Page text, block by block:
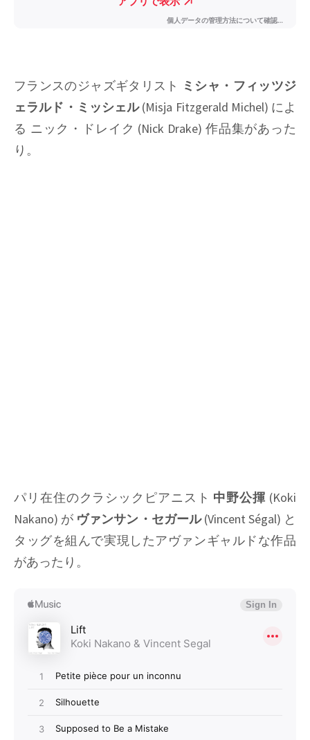
フランスのジャズギタリスト ミシャ・フィッツジ
ェラルド・ミッシェル(Misja Fitzgerald Michel) によ
る ニック・ドレイク (Nick Drake) 作品集があった
り。
パリ在住のクラシックピアニスト 中野公揮 (Koki
Nakano) が ヴァンサン・セガール(Vincent Ségal) と
タッグを組んで実現したアヴァンギャルドな作品
があったり。